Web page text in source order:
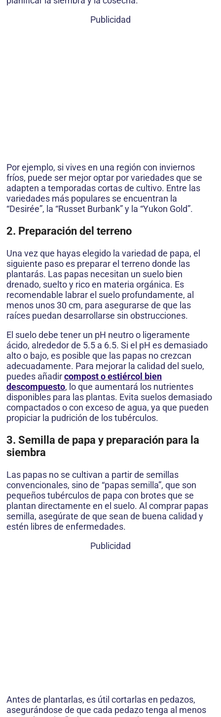
Publicidad
Por ejemplo, si vives en una región con inviernos
fríos, puede ser mejor optar por variedades que se
adapten a temporadas cortas de cultivo. Entre las
variedades más populares se encuentran la
“Desirée”, la “Russet Burbank” y la “Yukon Gold”.
2. Preparación del terreno
Una vez que hayas elegido la variedad de papa, el
siguiente paso es preparar el terreno donde las
plantarás. Las papas necesitan un suelo bien
drenado, suelto y rico en materia orgánica. Es
recomendable labrar el suelo profundamente, al
menos unos 30 cm, para asegurarse de que las
raíces puedan desarrollarse sin obstrucciones.
El suelo debe tener un pH neutro o ligeramente
ácido, alrededor de 5.5 a 6.5. Si el pH es demasiado
alto o bajo, es posible que las papas no crezcan
adecuadamente. Para mejorar la calidad del suelo,
puedes añadircompost o estiércol bien
descompuesto, lo que aumentará los nutrientes
disponibles para las plantas. Evita suelos demasiado
compactados o con exceso de agua, ya que pueden
propiciar la pudrición de los tubérculos.
3. Semilla de papa y preparación para la
siembra
Las papas no se cultivan a partir de semillas
convencionales, sino de “papas semilla”, que son
pequeños tubérculos de papa con brotes que se
plantan directamente en el suelo. Al comprar papas
semilla, asegúrate de que sean de buena calidad y
estén libres de enfermedades.
Publicidad
Antes de plantarlas, es útil cortarlas en pedazos,
asegurándose de que cada pedazo tenga al menos